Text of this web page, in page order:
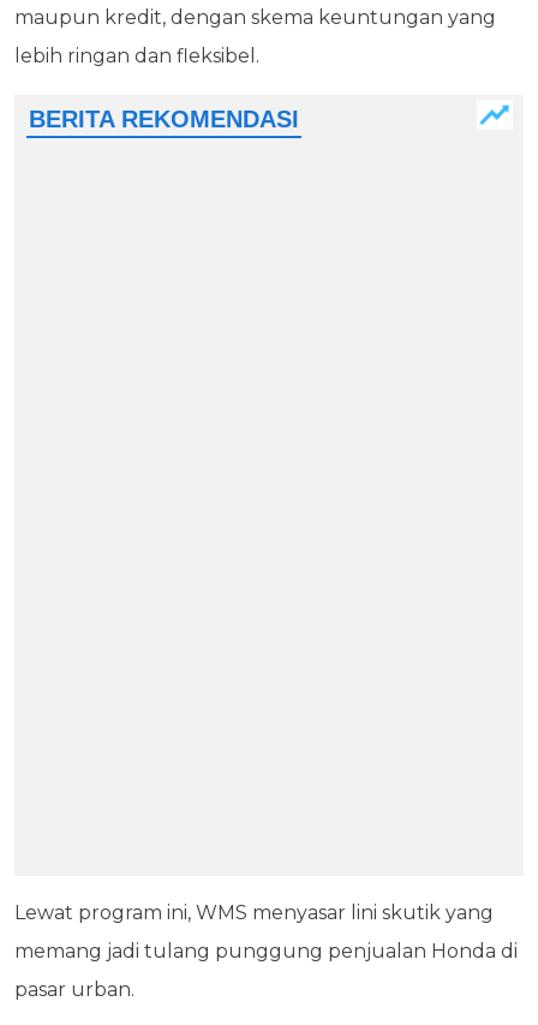
maupun kredit, dengan skema keuntungan yang
lebih ringan dan fleksibel.
Lewat program ini, WMS menyasar lini skutik yang
memang jadi tulang punggung penjualan Honda di
pasar urban.